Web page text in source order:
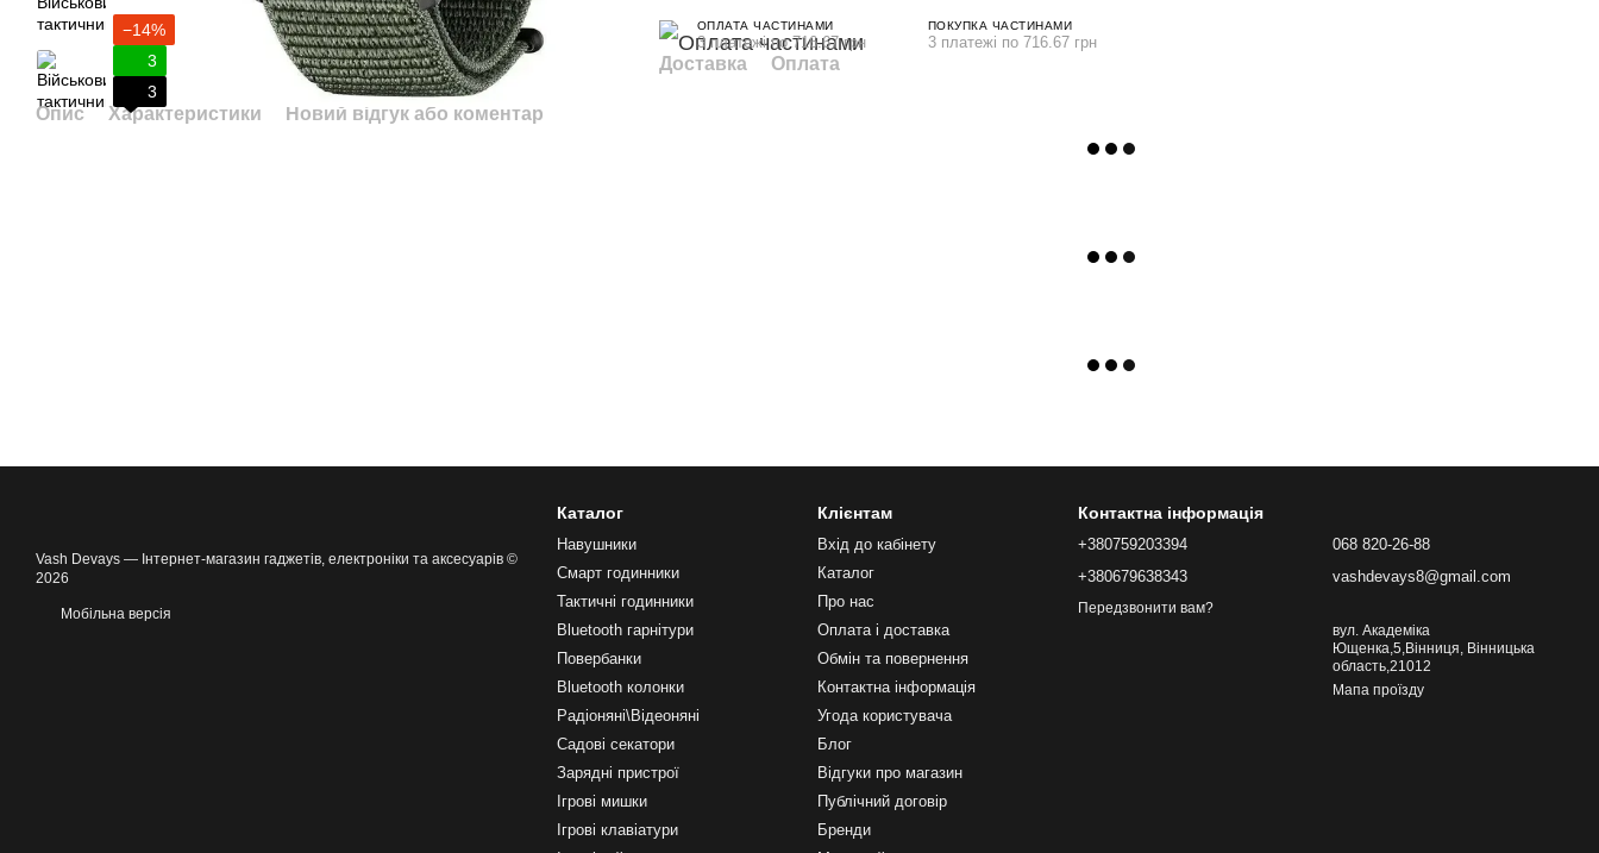
−14%
3
3
Опис Характеристики Новий відгук або коментар
ОПЛАТА ЧАСТИНАМИ
3 платежі по 716.67 грн
ПОКУПКА ЧАСТИНАМИ
3 платежі по 716.67 грн
Доставка Оплата
Vash Devays — Інтернет-магазин гаджетів, електроніки та аксесуарів ©
2026
Мобільна версія
Каталог
Навушники
Смарт годинники
Тактичні годинники
Bluetooth гарнітури
Повербанки
Bluetooth колонки
Радіоняні\Відеоняні
Садові секатори
Зарядні пристрої
Ігрові мишки
Ігрові клавіатури
Клієнтам
Вхід до кабінету
Каталог
Про нас
Оплата і доставка
Обмін та повернення
Контактна інформація
Угода користувача
Блог
Відгуки про магазин
Публічний договір
Бренди
Контактна інформація
+380759203394
+380679638343
Передзвонити вам?
068 820-26-88
vashdevays8@gmail.com
вул. Академіка
Ющенка,5,Вінниця, Вінницька
область,21012
Мапа проїзду